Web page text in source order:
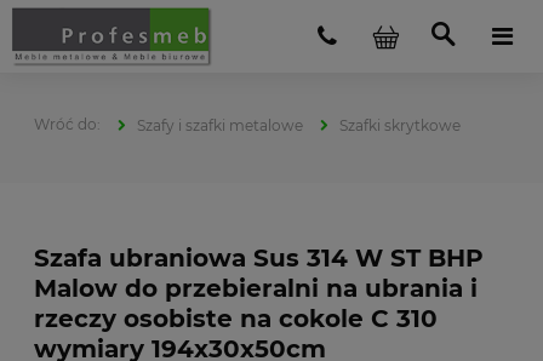
Szafy i szafki metalowe Szafki skrytkowe
Szafa ubraniowa Sus 314 W ST BHP
Malow do przebieralni na ubrania i
rzeczy osobiste na cokole C 310
wymiary 194x30x50cm